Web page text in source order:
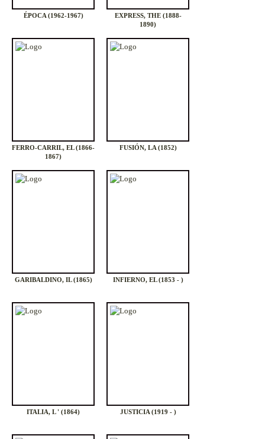
ÉPOCA (1962-1967)
EXPRESS, THE (1888-
1890)
FERRO-CARRIL, EL (1866-
1867)
FUSIÓN, LA (1852)
GARIBALDINO, IL (1865) INFIERNO, EL (1853 - )
ITALIA, L ' (1864) JUSTICIA (1919 - )